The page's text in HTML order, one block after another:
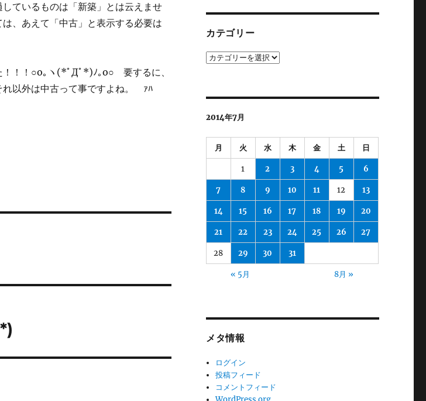
ているものは「新築」とは云えませ
、あえて「中古」と表示する必要は
！！！○o｡ヽ(*ﾟДﾟ*)ﾉ｡o○ 要するに、
れ以外は中古って事ですよね。 ｧﾊ
カテゴリー
カ
2014年7月
月 火 水 木 金 土 日
1 2 3 4 5 6
7 8 9 10 11 12 13
14 15 16 17 18 19 20
21 22 23 24 25 26 27
28 29 30 31
« 5月 8月 »
メタ情報
ログイン
投稿フィード
コメントフィード